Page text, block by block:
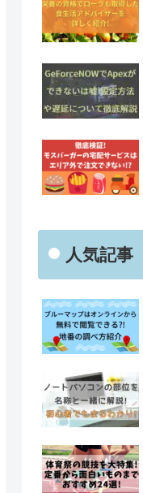
人気記事